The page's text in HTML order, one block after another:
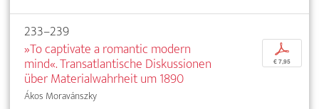
233–239
»To captivate a romantic modern
mind«. Transatlantische Diskussionen
über Materialwahrheit um 1890
Ákos Moravánszky
p
€ 7,95